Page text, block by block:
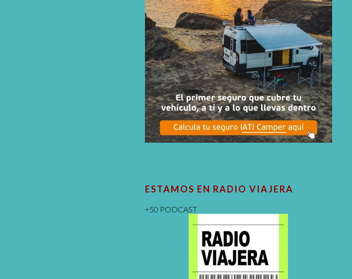
ESTAMOS EN RADIO VIAJERA
+50 PODCAST